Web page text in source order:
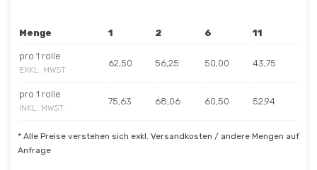
Menge 1 2 6 11
pro 1 rolle
EXKL. MWST
62,50 56,25 50,00 43,75
pro 1 rolle
INKL. MWST.
75,63 68,06 60,50 52,94
* Alle Preise verstehen sich exkl. Versandkosten / andere Mengen auf
Anfrage